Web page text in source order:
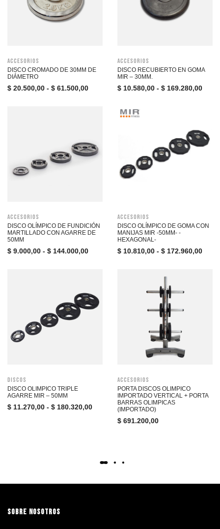
Accesorios
DISCO CROMADO DE 30MM DE
DIÁMETRO
$ 20.500,00 - $ 61.500,00
Accesorios
DISCO RECUBIERTO EN GOMA
MIR – 30MM.
$ 10.580,00 - $ 169.280,00
Accesorios
DISCO OLÍMPICO DE FUNDICIÓN
MARTILLADO CON AGARRE DE
50MM
$ 9.000,00 - $ 144.000,00
Accesorios
DISCO OLÍMPICO DE GOMA CON
MANIJAS MIR -50MM- -
HEXAGONAL-
$ 10.810,00 - $ 172.960,00
Discos
DISCO OLIMPICO TRIPLE
AGARRE MIR – 50MM
$ 11.270,00 - $ 180.320,00
Accesorios
PORTA DISCOS OLIMPICO
IMPORTADO VERTICAL + PORTA
BARRAS OLIMPICAS
(IMPORTADO)
$ 691.200,00
SOBRE NOSOTROS